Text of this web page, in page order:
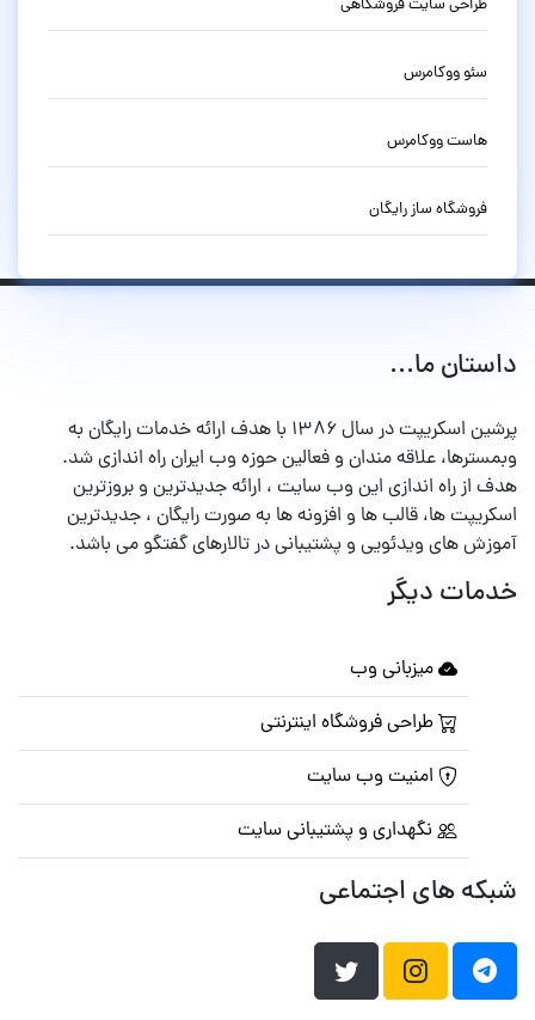
طراحی سایت فروشگاهی
سئو ووکامرس
هاست ووکامرس
فروشگاه ساز رایگان
داستان ما...
پرشین اسکریپت در سال ۱۳۸۶ با هدف ارائه خدمات رایگان به
وبمسترها، علاقه مندان و فعالین حوزه وب ایران راه اندازی شد.
هدف از راه اندازی این وب سایت ، ارائه جدیدترین و بروزترین
اسکریپت ها، قالب ها و افزونه ها به صورت رایگان ، جدیدترین
آموزش های ویدئویی و پشتیبانی در تالارهای گفتگو می باشد.
خدمات دیگر
میزبانی وب
طراحی فروشگاه اینترنتی
امنیت وب سایت
نگهداری و پشتیبانی سایت
شبکه های اجتماعی